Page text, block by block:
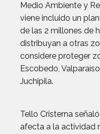
Medio Ambiente y
viene incluido un
de las 2 millones de
distribuyan a otras
considere proteger
Escobedo,
Juchipila.
Tello Cristerna
afecta a la actividad